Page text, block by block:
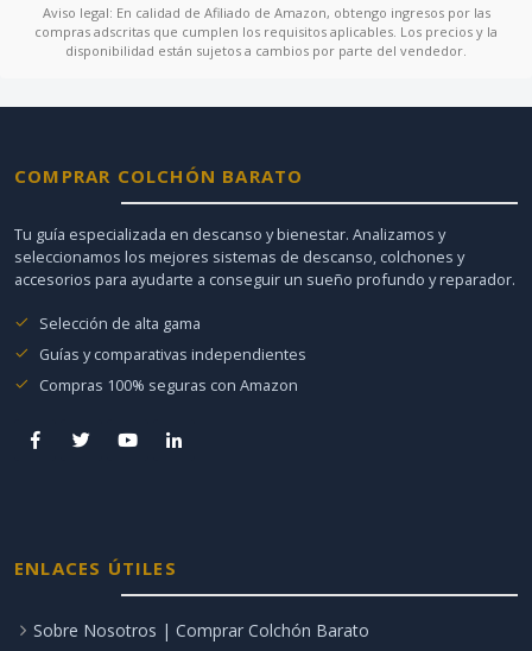
Aviso legal: En calidad de Afiliado de Amazon, obtengo ingresos por las
compras adscritas que cumplen los requisitos aplicables. Los precios y la
disponibilidad están sujetos a cambios por parte del vendedor.
COMPRAR COLCHÓN BARATO
Tu guía especializada en descanso y bienestar. Analizamos y
seleccionamos los mejores sistemas de descanso, colchones y
accesorios para ayudarte a conseguir un sueño profundo y reparador.
Selección de alta gama
Guías y comparativas independientes
Compras 100% seguras con Amazon
ENLACES ÚTILES
Sobre Nosotros | Comprar Colchón Barato